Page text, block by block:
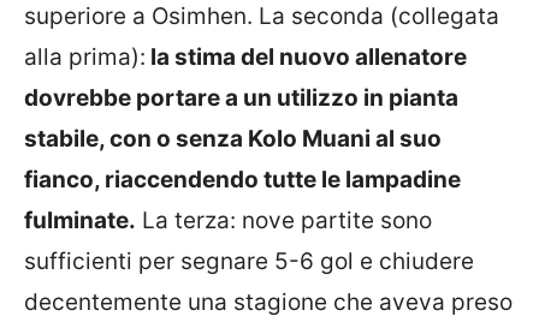
superiore a Osimhen. La seconda (collegata
alla prima): la stima del nuovo allenatore
dovrebbe portare a un utilizzo in pianta
stabile, con o senza Kolo Muani al suo
fianco, riaccendendo tutte le lampadine
fulminate. La terza: nove partite sono
sufficienti per segnare 5-6 gol e chiudere
decentemente una stagione che aveva preso